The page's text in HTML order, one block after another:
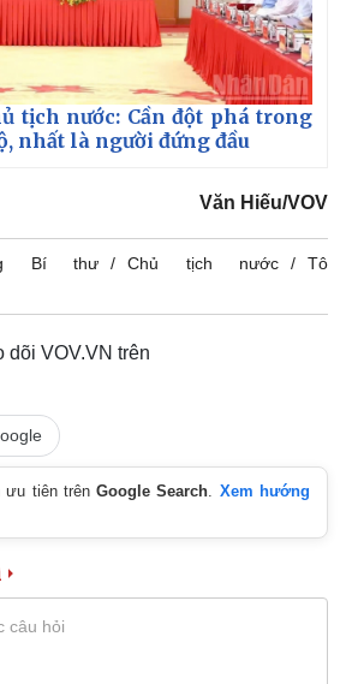
tịch nước: Cần đột phá trong
nhất là người đứng đầu
Văn Hiếu/VOV
Bí thư Chủ tịch nước
Tô
dõi VOV.VN trên
ưu tiên trênGoogle Search. Xem hướng